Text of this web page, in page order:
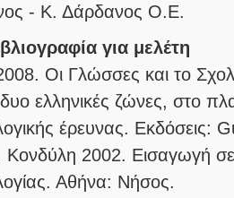
- Κ. Δάρδανος Ο.Ε.
για μελέτη
Οι Γλώσσες και το
ελληνικές ζώνες, στο
έρευνας. Εκδόσεις:
2002. Εισαγωγή
Αθήνα: Νήσος.